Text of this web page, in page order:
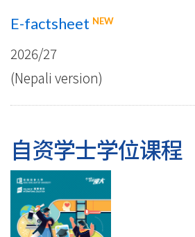
E-factsheet NEW
2026/27
(Nepali version)
自资学士学位课程